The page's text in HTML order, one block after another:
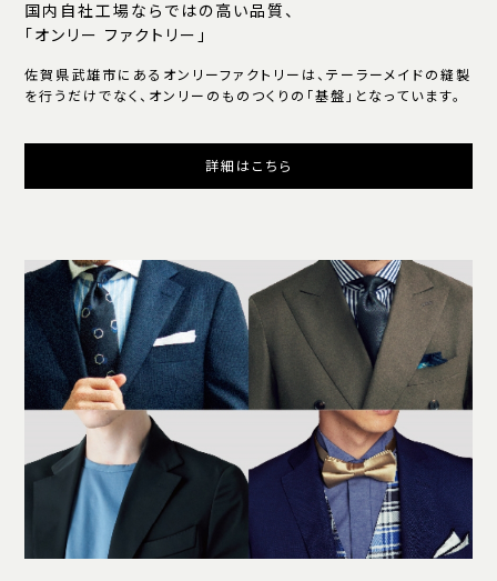
国内自社工場ならではの高い品質、
「オンリー ファクトリー」
佐賀県武雄市にあるオンリーファクトリーは、テーラーメイドの縫製
を行うだけでなく、オンリーのものつくりの「基盤」となっています。
詳細はこちら